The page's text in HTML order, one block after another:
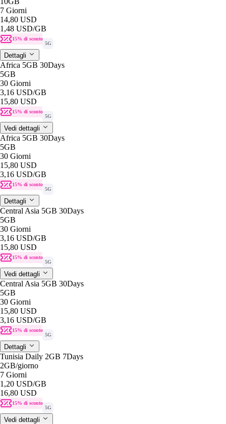
7 Giorni
14,80 USD
1,48 USD/GB
15% di sconto
5G
Dettagli
Africa 5GB 30Days
5GB
30 Giorni
3,16 USD/GB
15,80 USD
15% di sconto
5G
Vedi dettagli
Africa 5GB 30Days
5GB
30 Giorni
15,80 USD
3,16 USD/GB
15% di sconto
5G
Dettagli
Central Asia 5GB 30Days
5GB
30 Giorni
3,16 USD/GB
15,80 USD
15% di sconto
5G
Vedi dettagli
Central Asia 5GB 30Days
5GB
30 Giorni
15,80 USD
3,16 USD/GB
15% di sconto
5G
Dettagli
Tunisia Daily 2GB 7Days
2GB/giorno
7 Giorni
1,20 USD/GB
16,80 USD
15% di sconto
5G
Vedi dettagli